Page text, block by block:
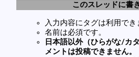
このスレッドに書
入力内容にタグは利用でき
名前は必須です。
日本語以外（ひらがな/カ
メントは投稿できません。